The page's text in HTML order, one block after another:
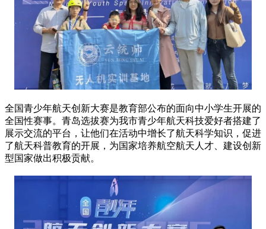
全国青少年航天创新大赛是教育部公布的面向中小学生开展的
全国性赛事。青岛选拔赛为我市青少年航天科技爱好者搭建了
展示交流的平台，让他们在活动中增长了航天科学知识，促进
了航天科普教育的开展，为国家培养航空航天人才、建设创新
型国家做出积极贡献。